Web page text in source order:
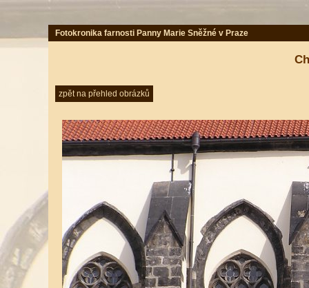
Fotokronika farnosti Panny Marie Sněžné v Praze
zpět na přehled obrázků